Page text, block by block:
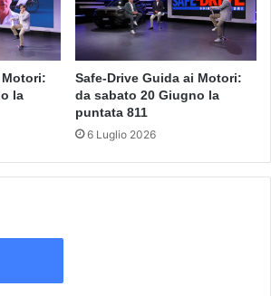
Motori:
la
Safe-Drive Guida ai Motori:
da sabato 20 Giugno la
puntata 811
6 Luglio 2026